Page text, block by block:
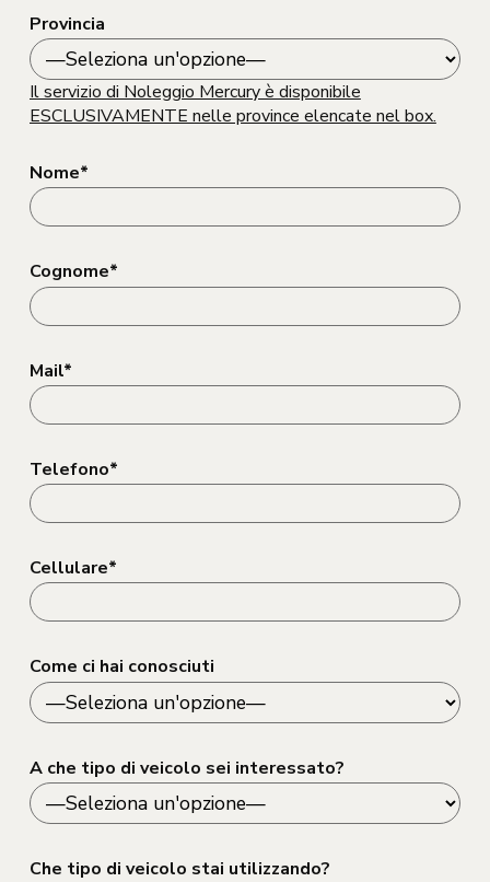
Provincia
Il servizio di Noleggio Mercury è disponibile
ESCLUSIVAMENTE nelle province elencate nel box.
Nome*
Cognome*
Mail*
Telefono*
Cellulare*
Come ci hai conosciuti
A che tipo di veicolo sei interessato?
Che tipo di veicolo stai utilizzando?